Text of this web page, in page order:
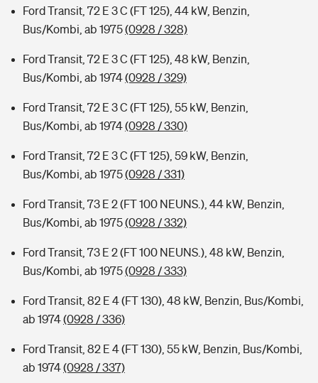
Ford Transit, 72 E 3 C (FT 125), 44 kW, Benzin,
Bus/Kombi, ab 1975(0928 / 328)
Ford Transit, 72 E 3 C (FT 125), 48 kW, Benzin,
Bus/Kombi, ab 1974(0928 / 329)
Ford Transit, 72 E 3 C (FT 125), 55 kW, Benzin,
Bus/Kombi, ab 1974(0928 / 330)
Ford Transit, 72 E 3 C (FT 125), 59 kW, Benzin,
Bus/Kombi, ab 1975(0928 / 331)
Ford Transit, 73 E 2 (FT 100 NEUNS.), 44 kW, Benzin,
Bus/Kombi, ab 1975(0928 / 332)
Ford Transit, 73 E 2 (FT 100 NEUNS.), 48 kW, Benzin,
Bus/Kombi, ab 1975(0928 / 333)
Ford Transit, 82 E 4 (FT 130), 48 kW, Benzin, Bus/Kombi,
ab 1974(0928 / 336)
Ford Transit, 82 E 4 (FT 130), 55 kW, Benzin, Bus/Kombi,
ab 1974(0928 / 337)